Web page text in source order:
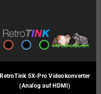
RetroTink 5X-Pro Videokonverter
(Analog auf HDMI)